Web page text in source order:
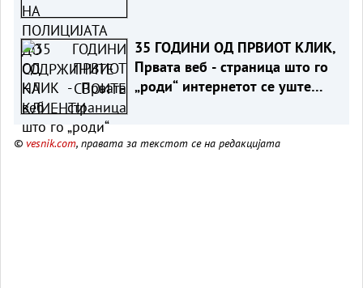
35 ГОДИНИ ОД ПРВИОТ КЛИК,
Првата веб - страница што го
„роди“ интернетот се уште
© vesnik.com, правата за текстот се на редакцијата